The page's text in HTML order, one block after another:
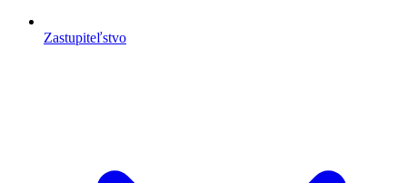
Zastupiteľstvo